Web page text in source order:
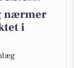
nærmer
i